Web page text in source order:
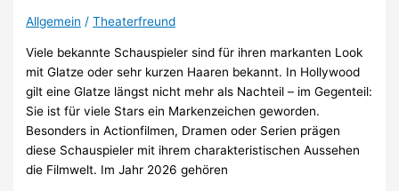
Allgemein /Theaterfreund
Viele bekannte Schauspieler sind für ihren markanten Look
mit Glatze oder sehr kurzen Haaren bekannt. In Hollywood
gilt eine Glatze längst nicht mehr als Nachteil – im Gegenteil:
Sie ist für viele Stars ein Markenzeichen geworden.
Besonders in Actionfilmen, Dramen oder Serien prägen
diese Schauspieler mit ihrem charakteristischen Aussehen
die Filmwelt. Im Jahr 2026 gehören